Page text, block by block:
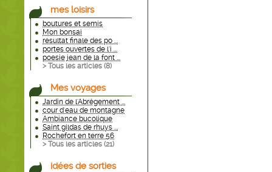
mes loisirs
boutures et semis
Mon bonsai
resultat finale des po ...
portes ouvertes de l'i ...
poesie jean de la font ...
> Tous les articles (8)
Mes voyages
Jardin de l'Abrégement ...
cour d'eau de montagne
Ambiance bucolique
Saint gildas de rhuys ...
Rochefort en terre 56
> Tous les articles (21)
idées de sorties